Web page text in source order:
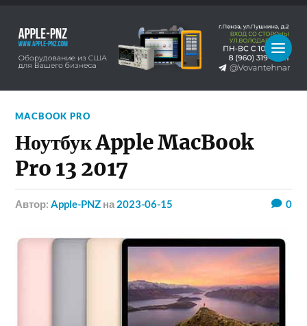
MACBOOK PRO
Ноутбук Apple MacBook
Pro 13 2017
Автор:Apple-PNZ на 2023-06-15 0